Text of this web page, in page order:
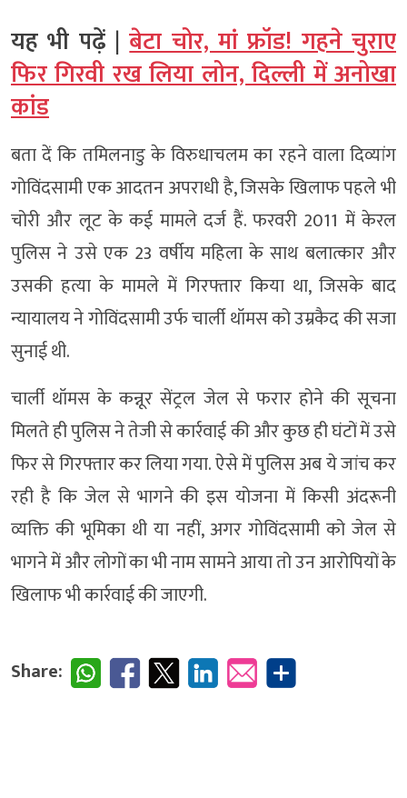
यह भी पढ़ें |बेटा चोर, मां फ्रॉड! गहने चुराए
फिर गिरवी रख लिया लोन, दिल्ली में अनोखा
कांड
बता दें कि तमिलनाडु के विरुधाचलम का रहने वाला दिव्यांग
गोविंदसामी एक आदतन अपराधी है, जिसके खिलाफ पहले भी
चोरी और लूट के कई मामले दर्ज हैं. फरवरी 2011 में केरल
पुलिस ने उसे एक 23 वर्षीय महिला के साथ बलात्कार और
उसकी हत्या के मामले में गिरफ्तार किया था, जिसके बाद
न्यायालय ने गोविंदसामी उर्फ चार्ली थॉमस को उम्रकैद की सजा
सुनाई थी.
चार्ली थॉमस के कन्नूर सेंट्रल जेल से फरार होने की सूचना
मिलते ही पुलिस ने तेजी से कार्रवाई की और कुछ ही घंटों में उसे
फिर से गिरफ्तार कर लिया गया. ऐसे में पुलिस अब ये जांच कर
रही है कि जेल से भागने की इस योजना में किसी अंदरूनी
व्यक्ति की भूमिका थी या नहीं, अगर गोविंदसामी को जेल से
भागने में और लोगों का भी नाम सामने आया तो उन आरोपियों के
खिलाफ भी कार्रवाई की जाएगी.
Share: